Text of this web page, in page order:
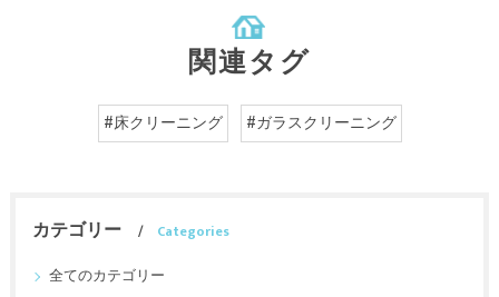
関連タグ
#床クリーニング #ガラスクリーニング
カテゴリー
Categories
全てのカテゴリー